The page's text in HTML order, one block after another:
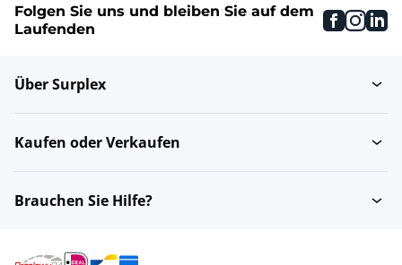
Folgen Sie uns und bleiben Sie auf dem
Laufenden
Über Surplex
Kaufen oder Verkaufen
Brauchen Sie Hilfe?